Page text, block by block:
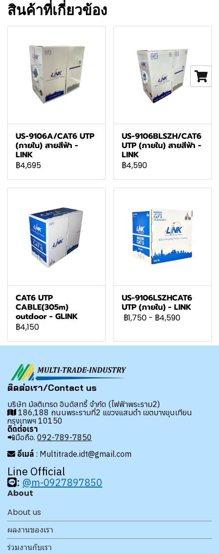
สินค้าที่เกี่ยวข้อง
US-9106A/CAT6 UTP
(ภายใน) สายสีฟ้า -
LINK
฿4,695
US-9106BLSZH/CAT6
UTP (ภายใน) สายสีฟ้า -
LINK
฿4,590
CAT6 UTP
CABLE(305m)
outdoor - GLINK
฿4,150
US-9106LSZHCAT6
UTP (ภายใน) - LINK
฿1,750 - ฿4,590
ติดต่อเรา/Contact us
บริษัท มัลติเทรด อินดัสทรี้ จำกัด (ไฟฟ้าพระราม2)
186,188 ถนนพระรามที่2 แขวงแสมดำ เขตบางขุนเทียน
กรุงเทพฯ 10150
ติดต่อเรา
📲มือถือ. 092-789-7850
อีเมล์ : Multitrade.idt@gmail.com
Line Official
: @m-0927897850
About
About us
ผลงานของเรา
ร่วมงานกับเรา